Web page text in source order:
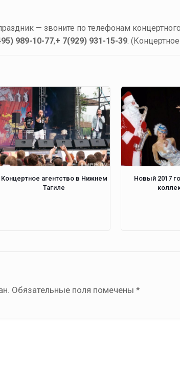
— звоните по телефонам
989-10-77,+ 7(929) 931-15-39.
Концертное агентство в Нижнем
Тагиле
Новый 2017
Обязательные поля помечены *